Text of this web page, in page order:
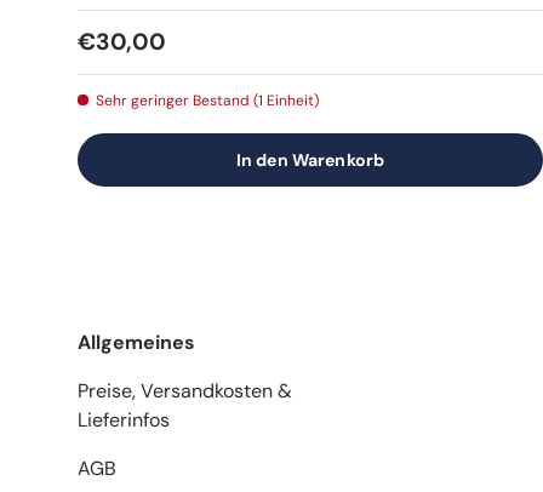
Normaler Preis
€30,00
Sehr geringer Bestand (1 Einheit)
In den Warenkorb
Allgemeines
Preise, Versandkosten &
Lieferinfos
AGB